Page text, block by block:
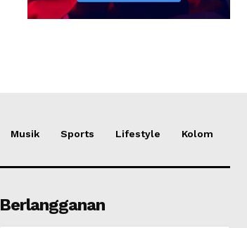
Musik Sports Lifestyle Kolom
Berlangganan